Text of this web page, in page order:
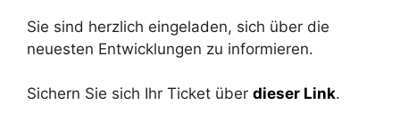
Sie sind herzlich eingeladen, sich über die
neuesten Entwicklungen zu informieren.
Sichern Sie sich Ihr Ticket über dieser Link.